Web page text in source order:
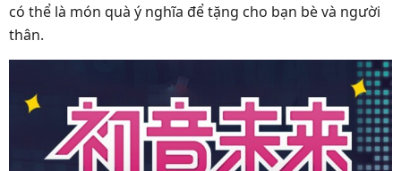
có thể là món quà ý nghĩa để tặng cho bạn bè và người
thân.